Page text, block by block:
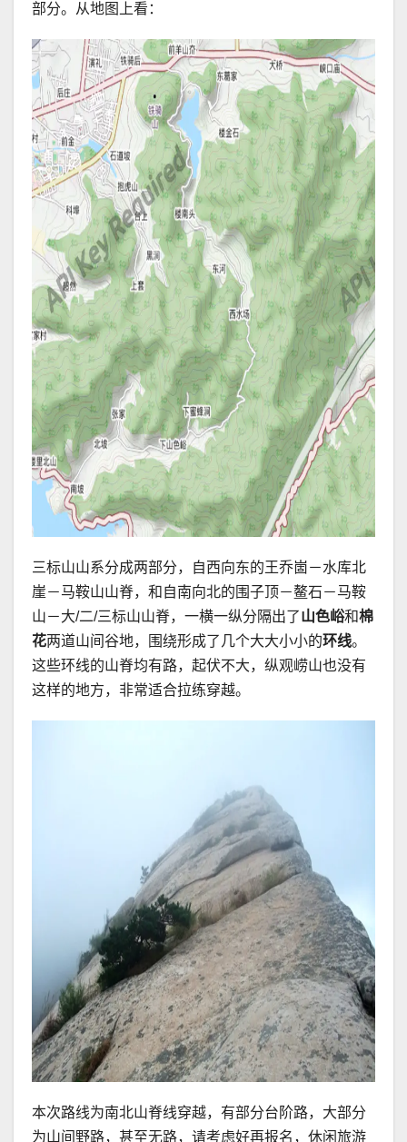
部分。从地图上看：
三标山山系分成两部分，自西向东的王乔崮－水库北
崖－马鞍山山脊，和自南向北的围子顶－鳌石－马鞍
山－大/二/三标山山脊，一横一纵分隔出了山色峪和棉
花两道山间谷地，围绕形成了几个大大小小的环线。
这些环线的山脊均有路，起伏不大，纵观崂山也没有
这样的地方，非常适合拉练穿越。
本次路线为南北山脊线穿越，有部分台阶路，大部分
为山间野路，甚至无路，请考虑好再报名，休闲旅游